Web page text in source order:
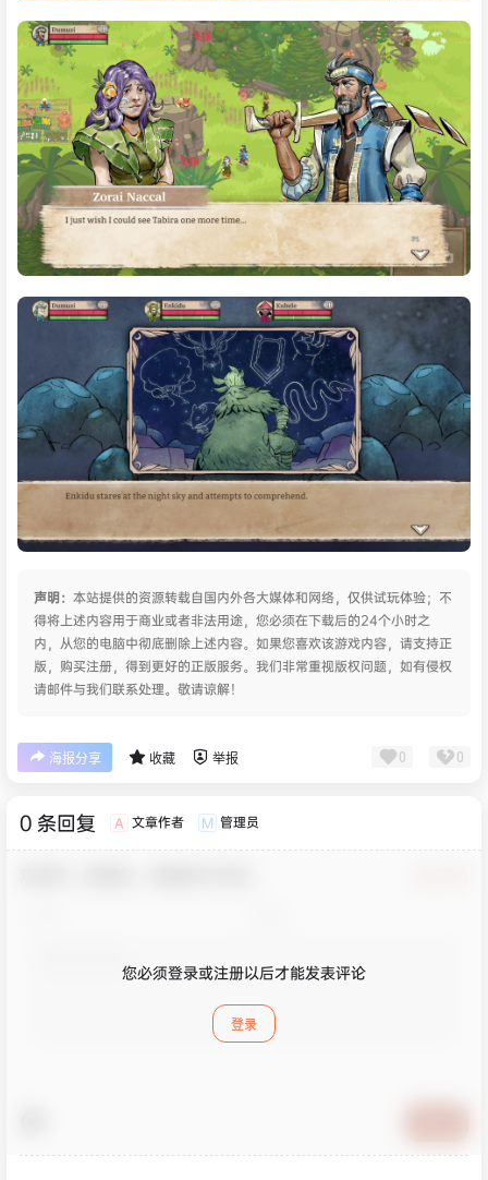
声明： 本站提供的资源转载自国内外各大媒体和网络，仅供试玩体验；不
得将上述内容用于商业或者非法用途，您必须在下载后的24个小时之
内，从您的电脑中彻底删除上述内容。如果您喜欢该游戏内容，请支持正
版，购买注册，得到更好的正版服务。我们非常重视版权问题，如有侵权
请邮件与我们联系处理。敬请谅解！
海报分享 收藏 举报 0 0
0 条回复 A 文章作者 M 管理员
您必须登录或注册以后才能发表评论
登录